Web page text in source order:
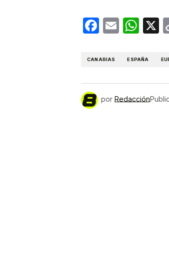
Email
CANARIAS ESPAÑA
por Redacción